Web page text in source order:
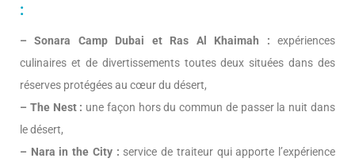
:
– Sonara Camp Dubai et Ras Al Khaimah : expériences
culinaires et de divertissements toutes deux situées dans des
réserves protégées au cœur du désert,
– The Nest : une façon hors du commun de passer la nuit dans
le désert,
– Nara in the City : service de traiteur qui apporte l’expérience